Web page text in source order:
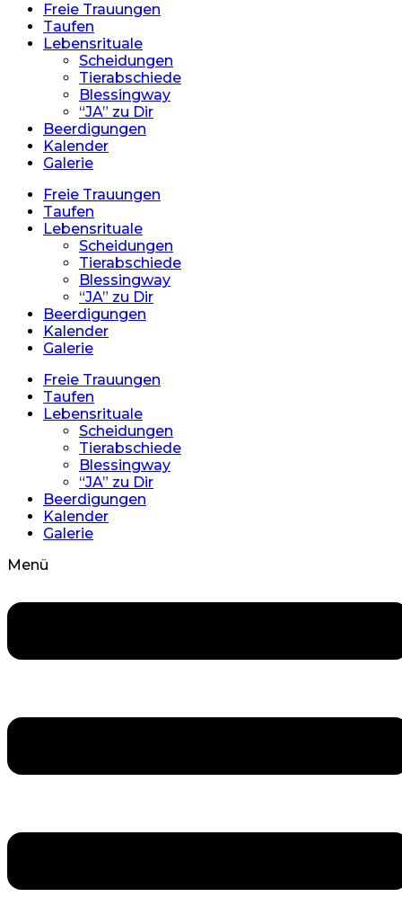
Freie Trauungen
Taufen
Lebensrituale
Scheidungen
Tierabschiede
Blessingway
“JA” zu Dir
Beerdigungen
Kalender
Galerie
Freie Trauungen
Taufen
Lebensrituale
Scheidungen
Tierabschiede
Blessingway
“JA” zu Dir
Beerdigungen
Kalender
Galerie
Freie Trauungen
Taufen
Lebensrituale
Scheidungen
Tierabschiede
Blessingway
“JA” zu Dir
Beerdigungen
Kalender
Galerie
Menü